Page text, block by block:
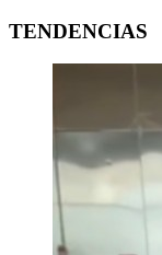
TENDENCIAS